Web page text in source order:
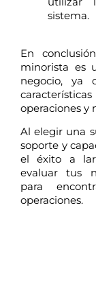
sistema.
En
minorista es
negocio, ya
operaciones y
Al elegir una
soporte y
el éxito a
evaluar tus
para
operaciones.